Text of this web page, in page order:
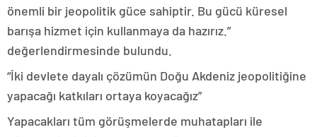
önemli bir jeopolitik güce sahiptir. Bu gücü küresel
barışa hizmet için kullanmaya da hazırız.”
değerlendirmesinde bulundu.
“İki devlete dayalı çözümün Doğu Akdeniz jeopolitiğine
yapacağı katkıları ortaya koyacağız”
Yapacakları tüm görüşmelerde muhatapları ile